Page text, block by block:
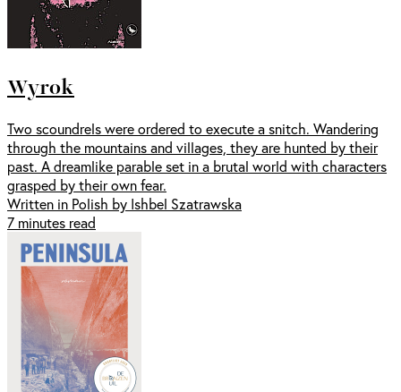
Wyrok
Two scoundrels were ordered to execute a snitch. Wandering
through the mountains and villages, they are hunted by their
past. A dreamlike parable set in a brutal world with characters
grasped by their own fear.
Written in Polish by Ishbel Szatrawska
7 minutes read